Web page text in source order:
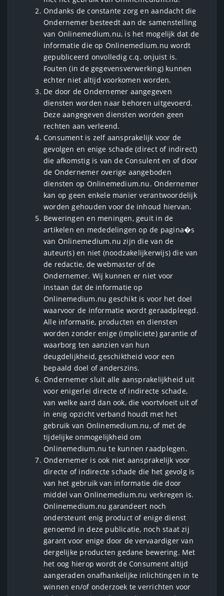
Ondanks de constante zorg en aandacht die
Ondernemer besteedt aan de samenstelling
van Onlinemedium.nu, is het mogelijk dat de
informatie die op Onlinemedium.nu wordt
gepubliceerd onvolledig c.q. onjuist is.
Fouten (in de gegevensverwerking) kunnen
echter niet altijd voorkomen worden.
De door de Ondernemer aangegeven
diensten worden naar behoren uitgevoerd.
Deze aangegeven diensten worden geen
rechten aan verleend.
Consument is zelf aansprakelijk voor de
gevolgen en enige schade (direct of indirect)
die afkomstig is van de Consulent en of door
de Ondernemer overige aangeboden
diensten op Onlinemedium.nu. Ondernemer
kan op geen enkele manier verantwoordelijk
worden gehouden voor de inhoud hiervan.
Beweringen en meningen, geuit in de
artikelen en mededelingen op de pagina�s
van Onlinemedium.nu zijn die van de
auteur(s) en niet (noodzakelijkerwijs) die van
de redactie, de webmaster of de
Ondernemer. Wij kunnen er niet voor
instaan dat de informatie op
Onlinemedium.nu geschikt is voor het doel
waarvoor de informatie wordt geraadpleegd.
Alle informatie, producten en diensten
worden zonder enige (impliciete) garantie of
waarborg ten aanzien van hun
deugdelijkheid, geschiktheid voor een
bepaald doel of anderszins.
Ondernemer sluit alle aansprakelijkheid uit
voor enigerlei directe of indirecte schade,
van welke aard dan ook, die voortvloeit uit of
in enig opzicht verband houdt met het
gebruik van Onlinemedium.nu, of met de
tijdelijke onmogelijkheid om
Onlinemedium.nu te kunnen raadplegen.
Ondernemer is ook niet aansprakelijk voor
directe of indirecte schade die het gevolg is
van het gebruik van informatie die door
middel van Onlinemedium.nu verkregen is.
Onlinemedium.nu garandeert noch
ondersteunt enig product of enige dienst
genoemd in deze publicatie, noch staat zij
garant voor enige door de vervaardiger van
dergelijke producten gedane bewering. Met
het oog hierop wordt de Consument altijd
aangeraden onafhankelijke inlichtingen in te
winnen en/of onderzoek te verrichten voor